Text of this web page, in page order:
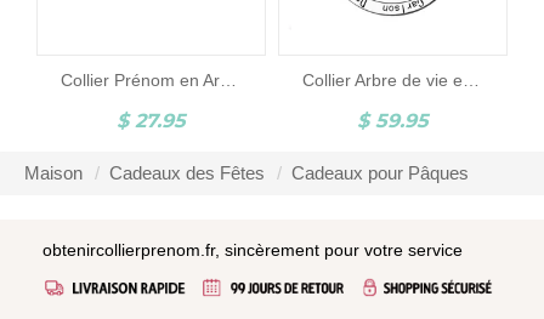
Collier Prénom en Argent Style Carrie
$ 27.95 $ 59.95
Maison Cadeaux des Fêtes Cadeaux pour Pâques
obtenircollierprenom.fr, sincèrement pour votre service